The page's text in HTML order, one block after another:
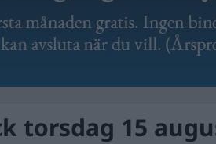
torsdag 15